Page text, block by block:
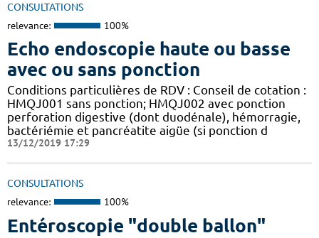
CONSULTATIONS
relevance: 100%
Echo endoscopie haute ou basse
avec ou sans ponction
Conditions particulières de RDV : Conseil de cotation :
HMQJ001 sans ponction; HMQJ002 avec ponction
perforation digestive (dont duodénale), hémorragie,
bactériémie et pancréatite aigüe (si ponction d
13/12/2019 17:29
CONSULTATIONS
relevance: 100%
Entéroscopie "double ballon"